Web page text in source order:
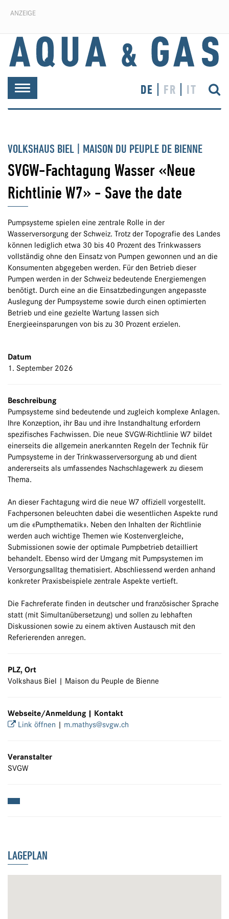
ANZEIGE
Toggle
navigation
DE FR IT
VOLKSHAUS BIEL | MAISON DU PEUPLE DE BIENNE
SVGW-Fachtagung Wasser «Neue
Richtlinie W7» - Save the date
Pumpsysteme spielen eine zentrale Rolle in der
Wasserversorgung der Schweiz. Trotz der Topografie des Landes
können lediglich etwa 30 bis 40 Prozent des Trinkwassers
vollständig ohne den Einsatz von Pumpen gewonnen und an die
Konsumenten abgegeben werden. Für den Betrieb dieser
Pumpen werden in der Schweiz bedeutende Energiemengen
benötigt. Durch eine an die Einsatzbedingungen angepasste
Auslegung der Pumpsysteme sowie durch einen optimierten
Betrieb und eine gezielte Wartung lassen sich
Energieeinsparungen von bis zu 30 Prozent erzielen.
Datum
1. September 2026
Beschreibung
Pumpsysteme sind bedeutende und zugleich komplexe Anlagen.
Ihre Konzeption, ihr Bau und ihre Instandhaltung erfordern
spezifisches Fachwissen. Die neue SVGW-Richtlinie W7 bildet
einerseits die allgemein anerkannten Regeln der Technik für
Pumpsysteme in der Trinkwasserversorgung ab und dient
andererseits als umfassendes Nachschlagewerk zu diesem
Thema.
An dieser Fachtagung wird die neue W7 offiziell vorgestellt.
Fachpersonen beleuchten dabei die wesentlichen Aspekte rund
um die «Pumpthematik». Neben den Inhalten der Richtlinie
werden auch wichtige Themen wie Kostenvergleiche,
Submissionen sowie der optimale Pumpbetrieb detailliert
behandelt. Ebenso wird der Umgang mit Pumpsystemen im
Versorgungsalltag thematisiert. Abschliessend werden anhand
konkreter Praxisbeispiele zentrale Aspekte vertieft.
Die Fachreferate finden in deutscher und französischer Sprache
statt (mit Simultanübersetzung) und sollen zu lebhaften
Diskussionen sowie zu einem aktiven Austausch mit den
Referierenden anregen.
PLZ, Ort
Volkshaus Biel | Maison du Peuple de Bienne
Webseite/Anmeldung | Kontakt
Link öffnen | m.mathys@svgw.ch
Veranstalter
SVGW
LAGEPLAN